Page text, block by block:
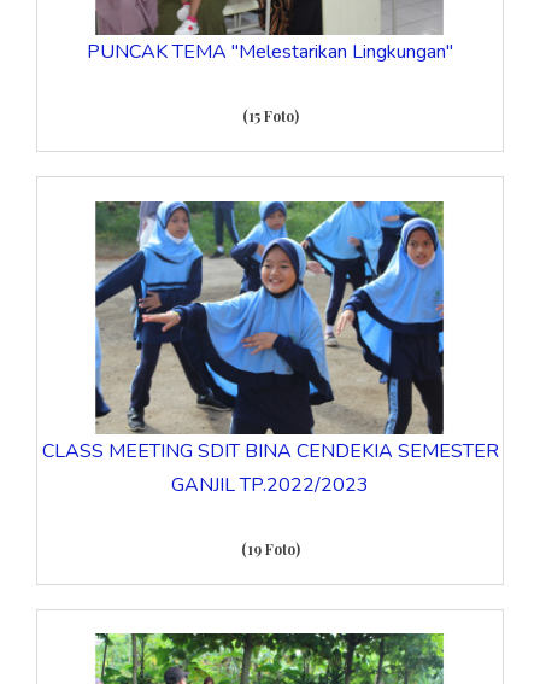
PUNCAK TEMA "Melestarikan Lingkungan"
(15 Foto)
CLASS MEETING SDIT BINA CENDEKIA SEMESTER
GANJIL TP.2022/2023
(19 Foto)